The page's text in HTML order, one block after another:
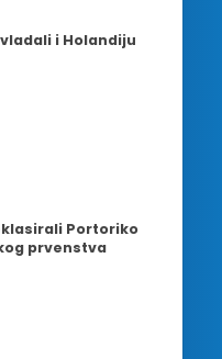
i Holandiju
Portoriko
prvenstva